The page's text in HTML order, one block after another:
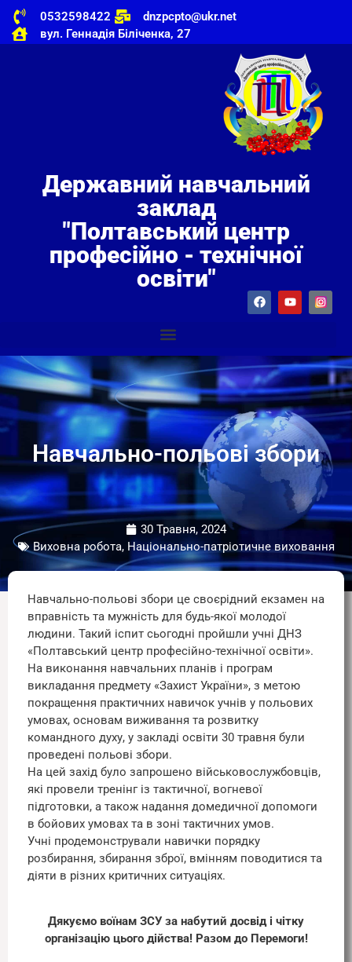
0532598422
dnzpcpto@ukr.net
вул. Геннадія Біліченка, 27
Державний навчальний
заклад
"Полтавський центр
професійно - технічної
освіти"
Навчально-польові збори
30 Травня, 2024
Виховна робота, Національно-патріотичне виховання
Навчально-польові збори це своєрідний екзамен на
вправність та мужність для будь-якої молодої
людини. Такий іспит сьогодні пройшли учні ДНЗ
«Полтавський центр професійно-технічної освіти».
На виконання навчальних планів і програм
викладання предмету «Захист України», з метою
покращення практичних навичок учнів у польових
умовах, основам виживання та розвитку
командного духу, у закладі освіти 30 травня були
проведені польові збори.
На цей захід було запрошено військовослужбовців,
які провели тренінг із тактичної, вогневої
підготовки, а також надання домедичної допомоги
в бойових умовах та в зоні тактичних умов.
Учні продемонстрували навички порядку
розбирання, збирання зброї, вмінням поводитися та
діяти в різних критичних ситуаціях.
Дякуємо воїнам ЗСУ за набутий досвід і чітку
організацію цього дійства! Разом до Перемоги!